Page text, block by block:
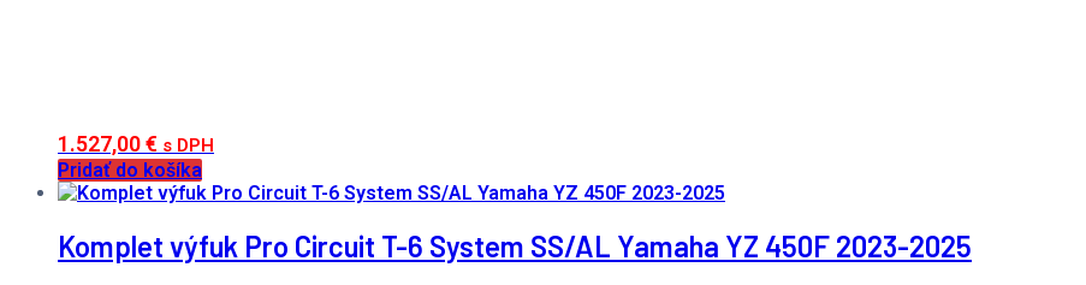
1.527,00€ s DPH
Pridať do košíka
Komplet výfuk Pro Circuit T-6 System SS/AL Yamaha YZ 450F 2023-2025